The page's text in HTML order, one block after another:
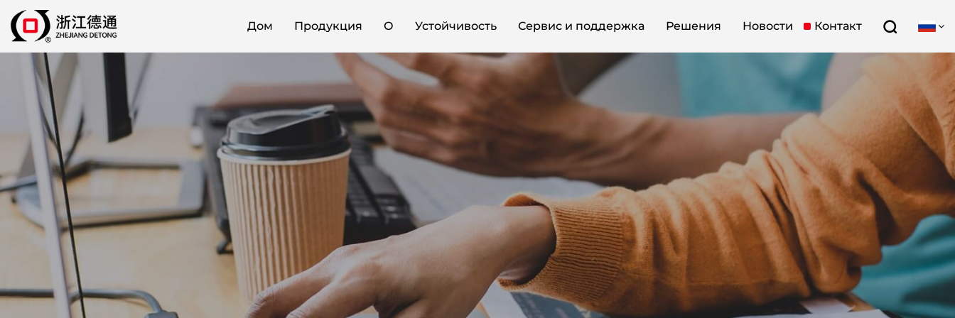
Дом Продукция О Устойчивость Сервис и поддержка Решения Новости Контакт